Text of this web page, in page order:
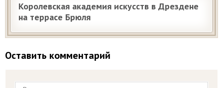
Королевская академия искусств в Дрездене
на террасе Брюля
Оставить комментарий